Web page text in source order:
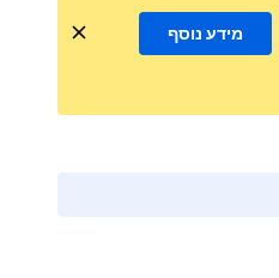
מידע נוסף